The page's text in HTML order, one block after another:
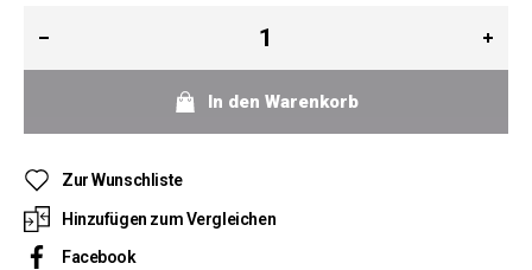
In den Warenkorb
Zur Wunschliste
Hinzufügen zum Vergleichen
Facebook